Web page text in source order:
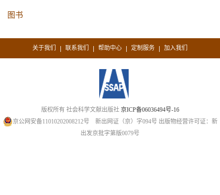
图书
关于我们 | 联系我们 | 帮助中心 | 定制服务 | 加入我们
版权所有 社会科学文献出版社 京ICP备06036494号-16
京公网安备11010202008212号 新出网证（京）字094号 出版物经营许可证：新
出发京批字第版0079号